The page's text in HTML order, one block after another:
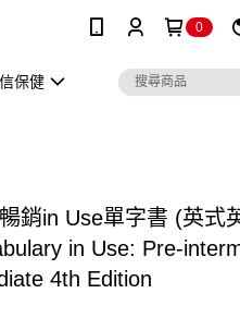
0
保健
暢銷in Use單字書 (英式
in Use: Pre-
4th Edition